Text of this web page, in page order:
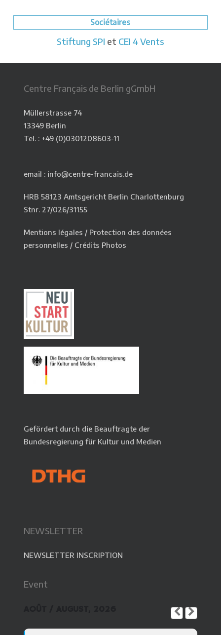
Sociétaires
Stiftung SPI et CEI 4 Vents
Centre Français de Berlin gGmbH
Müllerstrasse 74
13349 Berlin
Tel. : +49 (0)0301208603-11
email : info@centre-francais.de
HRB 58123 Amtsgericht Berlin Charlottenburg
Stnr. 27/026/31155
Mentions légales / Protection des données
personnelles / Crédits Photos
Gefördert durch die Beauftragte der
Bundesregierung für Kultur und Medien
NEWSLETTER
NEWSLETTER INSCRIPTION
Event